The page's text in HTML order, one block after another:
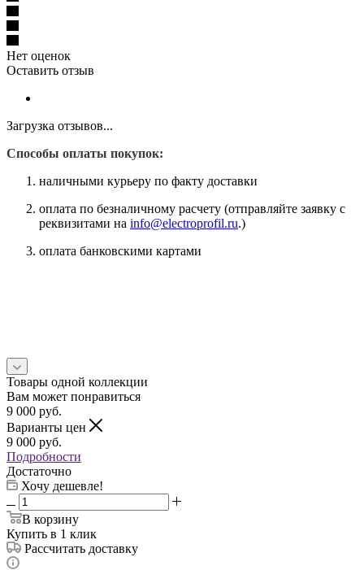
Нет оценок
Оставить отзыв
Загрузка отзывов...
Способы оплаты покупок:
наличными курьеру по факту доставки
оплата по безналичному расчету (отправляйте заявку с
реквизитами на info@electroprofil.ru.)
оплата банковскими картами
Товары одной коллекции
Вам может понравиться
9 000 руб.
Варианты цен
9 000 руб.
Подробности
Достаточно
Хочу дешевле!
В корзину
Купить в 1 клик
Рассчитать доставку